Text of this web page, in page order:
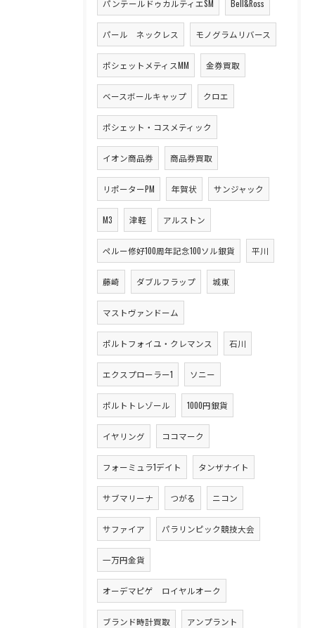
パンテールドゥカルティエSM Bell&Ross
パール ネックレス モノグラムリバース
ポシェットメティスMM 金券買取
ベースボールキャップ クロエ
ポシェット・コスメティック
イオン商品券 商品券買取
リポーターPM 年賀状 サンジャック
M3 津軽 アルストン
ペルー修好100周年記念100ソル銀貨 平川
藤崎 ダブルフラップ 城東
マストヴァンドーム
ポルトフォイユ・クレマンス 石川
エクスプローラー1 ソニー
ポルトトレゾール 1000円銀貨
イヤリング ココマーク
フォーミュラ1デイト タンザナイト
サブマリーナ つがる ニコン
サファイア パラリンピック競技大会
一万円金貨
オーデマピゲ ロイヤルオーク
ブランド時計買取 アンプラント